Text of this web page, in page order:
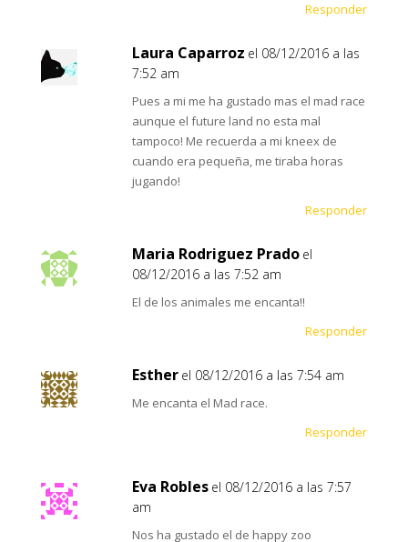
Responder
Laura Caparroz el 08/12/2016 a las
7:52 am
Pues a mi me ha gustado mas el mad race
aunque el future land no esta mal
tampoco! Me recuerda a mi kneex de
cuando era pequeña, me tiraba horas
jugando!
Responder
Maria Rodriguez Prado el
08/12/2016 a las 7:52 am
El de los animales me encanta!!
Responder
Esther el 08/12/2016 a las 7:54 am
Me encanta el Mad race.
Responder
Eva Robles el 08/12/2016 a las 7:57
am
Nos ha gustado el de happy zoo